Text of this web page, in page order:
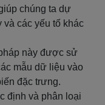
chúng ta dự
các yếu tố khác
này được sử
mẫu dữ liệu vào
đặc trưng.
định và phân loại